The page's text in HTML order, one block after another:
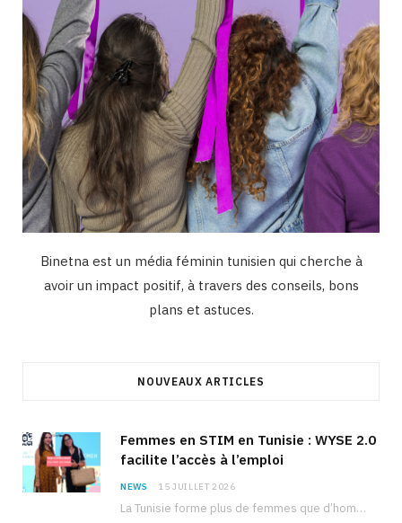
Binetna est un média féminin tunisien qui cherche à
avoir un impact positif, à travers des conseils, bons
plans et astuces.
NOUVEAUX ARTICLES
Femmes en STIM en Tunisie : WYSE 2.0
facilite l’accès à l’emploi
NEWS 15 JUILLET 2026
La Tunisie forme plus de femmes que d’hommes dans les filières scientifiques. Pourtant, pour beaucoup…